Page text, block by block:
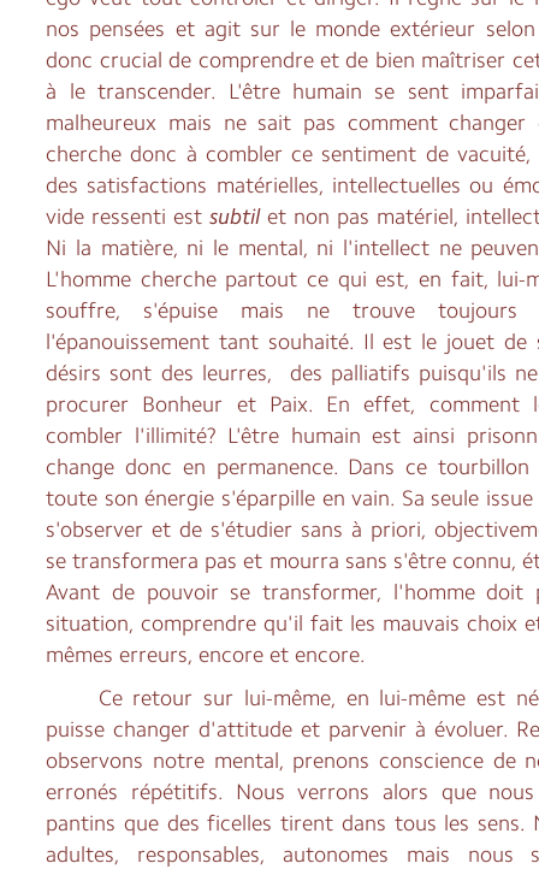
nos pensées et agit sur le monde extérieur
donc crucial de comprendre et de bien maîtriser
à le transcender. L'être humain se sent
malheureux mais ne sait pas comment
cherche donc à combler ce sentiment de
des satisfactions matérielles, intellectuelles ou
vide ressenti estsubtilet non pas matériel,
Ni la matière, ni le mental, ni l'intellect ne
L'homme cherche partout ce qui est, en fait, lui-
souffre, s'épuise mais ne trouve toujours
l'épanouissement tant souhaité. Il est le jouet de
désirs sont des leurres, des palliatifs puisqu'ils
procurer Bonheur et Paix. En effet, comment
combler l'illimité? L'être humain est ainsi
change donc en permanence. Dans ce
toute son énergie s'éparpille en vain. Sa seule
s'observer et de s'étudier sans à priori,
se transformera pas et mourra sans s'être connu,
Avant de pouvoir se transformer, l'homme doit
situation, comprendre qu'il fait les mauvais choix
mêmes erreurs, encore et encore.
Ce retour sur lui-même, en lui-même est
puisse changer d'attitude et parvenir à évoluer.
observons notre mental, prenons conscience de
erronés répétitifs. Nous verrons alors que
pantins que des ficelles tirent dans tous les sens.
adultes, responsables, autonomes mais nous